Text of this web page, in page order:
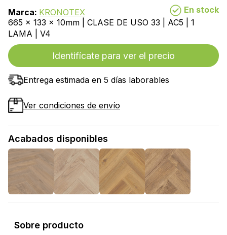
Marca: KRONOTEX
En stock
665 x 133 x 10mm | CLASE DE USO 33 | AC5 | 1
LAMA | V4
Identifícate para ver el precio
Entrega estimada en 5 días laborables
Ver condiciones de envío
Acabados disponibles
Sobre producto